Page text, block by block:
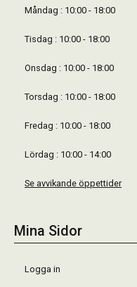
Måndag : 10:00 - 18:00
Tisdag : 10:00 - 18:00
Onsdag : 10:00 - 18:00
Torsdag : 10:00 - 18:00
Fredag : 10:00 - 18:00
Lördag : 10:00 - 14:00
Se avvikande öppettider
Mina Sidor
Logga in